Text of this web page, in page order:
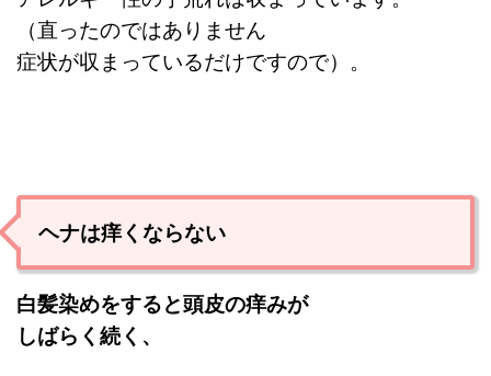
（直ったのではありません
症状が収まっているだけですので）。
ヘナは痒くならない
白髪染めをすると頭皮の痒みが
しばらく続く、